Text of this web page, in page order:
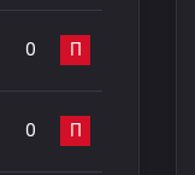
0 П
0 П